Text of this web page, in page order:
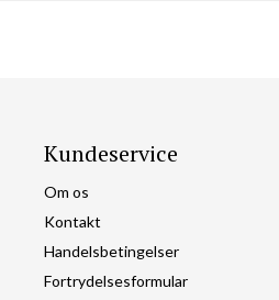
Kundeservice
Om os
Kontakt
Handelsbetingelser
Fortrydelsesformular